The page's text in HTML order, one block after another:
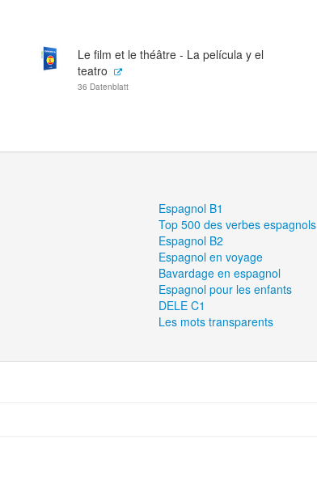
Le film et le théâtre - La película y el
teatro
36 Datenblatt
Espagnol B1
Top 500 des verbes espagnols
Espagnol B2
Espagnol en voyage
Bavardage en espagnol
Espagnol pour les enfants
DELE C1
Les mots transparents